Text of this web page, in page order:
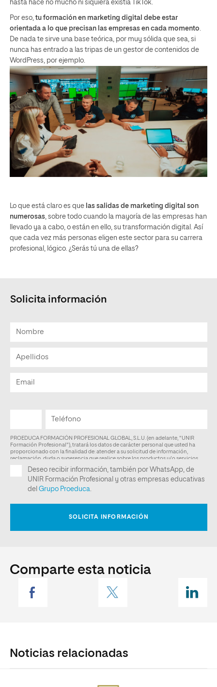
hasta hace no mucho ni siquiera existía TikTok.
Por eso, tu formación en marketing digital debe estar
orientada a lo que precisan las empresas en cada momento
De nada te sirve una base teórica, por muy sólida que sea, si
nunca has entrado a las tripas de un gestor de contenidos de
WordPress, por ejemplo.
Lo que está claro es que las salidas de marketing digital son
numerosas, sobre todo cuando la mayoría de las empresas han
llevado ya a cabo, o están en ello, su transformación digital. Así
que cada vez más personas eligen este sector para su carrera
profesional, lógico. ¿Serás tú una de ellas?
Solicita información
Comparte esta noticia
Noticias relacionadas